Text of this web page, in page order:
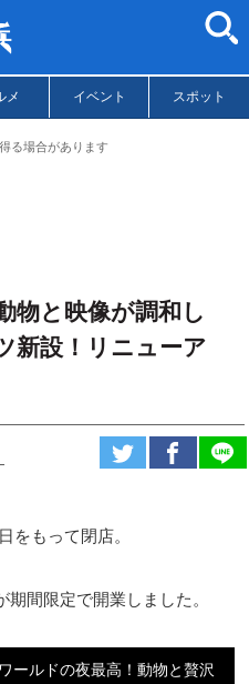
メ イベント スポット
る場合があります
物と映像が調和し
新設！リニューア
をもって閉店。
間限定で開業しました。
ールドの夜最高！動物と贅沢